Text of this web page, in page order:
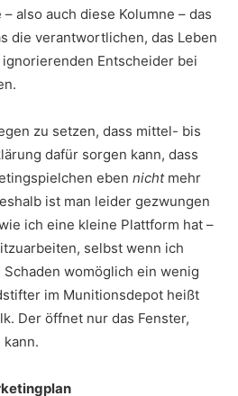
also auch diese Kolumne – das
die verantwortlichen, das Leben
Entscheider bei
zu setzen, dass mittel- bis
dafür sorgen kann, dass
eben nichtmehr
ist man leider gezwungen
ich eine kleine Plattform hat –
selbst wenn ich
womöglich ein wenig
im Munitionsdepot heißt
Der öffnet nur das Fenster,